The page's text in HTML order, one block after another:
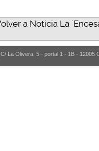
a Noticia La
La Olivera, 5 - portal 1 - 1B - 12005